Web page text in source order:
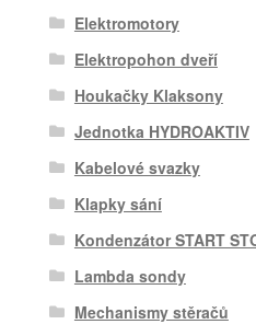
Elektromotory
Elektropohon dveří
Houkačky Klaksony
Jednotka HYDROAKTIV
Kabelové svazky
Klapky sání
Kondenzátor START
Lambda sondy
Mechanismy stěračů